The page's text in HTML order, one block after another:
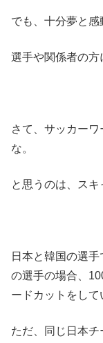
でも、十分夢と感
選手や関係者の方
さて、サッカーワ
な。
と思うのは、スキ
日本と韓国の選
の選手の場合、
ードカットをして
ただ、同じ日本